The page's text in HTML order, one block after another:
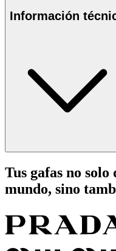
Información
Tus gafas no solo
mundo, sino